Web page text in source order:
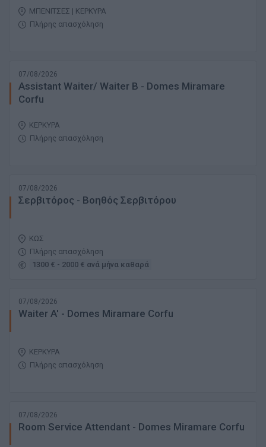
ΜΠΕΝΙΤΣΕΣ | ΚΕΡΚΥΡΑ
Πλήρης απασχόληση
07/08/2026
Assistant Waiter/ Waiter B - Domes Miramare
Corfu
ΚΕΡΚΥΡΑ
Πλήρης απασχόληση
07/08/2026
Σερβιτόρος - Βοηθός Σερβιτόρου
ΚΩΣ
Πλήρης απασχόληση
1300 € - 2000 € ανά μήνα καθαρά
07/08/2026
Waiter A' - Domes Miramare Corfu
ΚΕΡΚΥΡΑ
Πλήρης απασχόληση
07/08/2026
Room Service Attendant - Domes Miramare Corfu